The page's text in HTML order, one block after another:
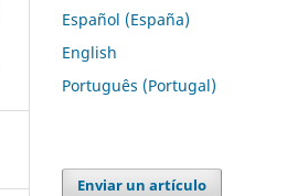
Español (España)
English
Português (Portugal)
Enviar un artículo